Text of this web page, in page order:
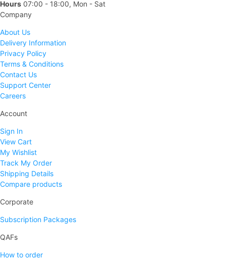
Hours 07:00 - 18:00, Mon - Sat
Company
About Us
Delivery Information
Privacy Policy
Terms & Conditions
Contact Us
Support Center
Careers
Account
Sign In
View Cart
My Wishlist
Track My Order
Shipping Details
Compare products
Corporate
Subscription Packages
QAFs
How to order